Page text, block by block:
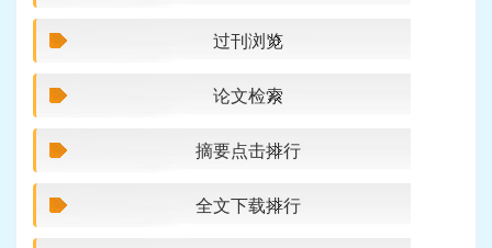
过刊浏览
论文检索
摘要点击排行
全文下载排行